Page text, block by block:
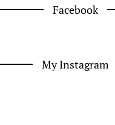
Facebook
My Instagram